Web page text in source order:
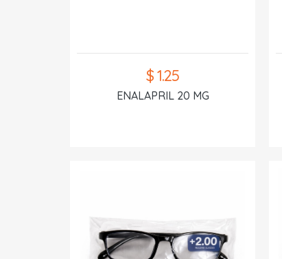
$ 1.25
ENALAPRIL 20 MG